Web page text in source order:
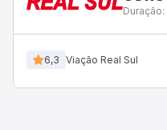
Duração:
6,3 Viação Real Sul